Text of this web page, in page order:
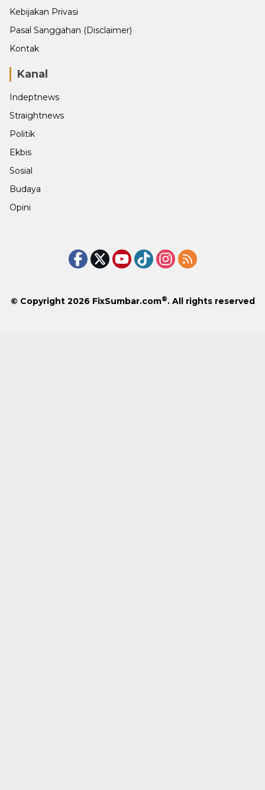
Kebijakan Privasi
Pasal Sanggahan (Disclaimer)
Kontak
Kanal
Indeptnews
Straightnews
Politik
Ekbis
Sosial
Budaya
Opini
© Copyright 2026 FixSumbar.com®. All rights reserved